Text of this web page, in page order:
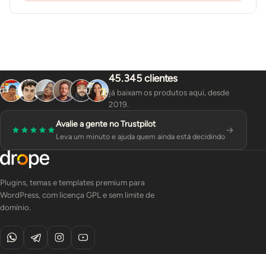
45.345 clientes
já baixam os produtos aqui, desde
2019.
Avalie a gente no Trustpilot
Leva um minuto e ajuda quem ainda está decidindo
Plugins, temas e templates premium para
WordPress, com licença GPL e sem limite de
domínio.